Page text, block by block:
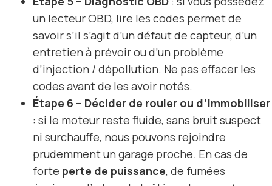
un lecteur OBD, lire les codes permet de
savoir s’il s’agit d’un défaut de capteur, d’un
entretien à prévoir ou d’un problème
d’injection / dépollution. Ne pas effacer les
codes avant de les avoir notés.
Étape 6 – Décider de rouler ou d’immobiliser
: si le moteur reste fluide, sans bruit suspect
ni surchauffe, nous pouvons rejoindre
prudemment un garage proche. En cas de
forte perte de puissance, de fumées